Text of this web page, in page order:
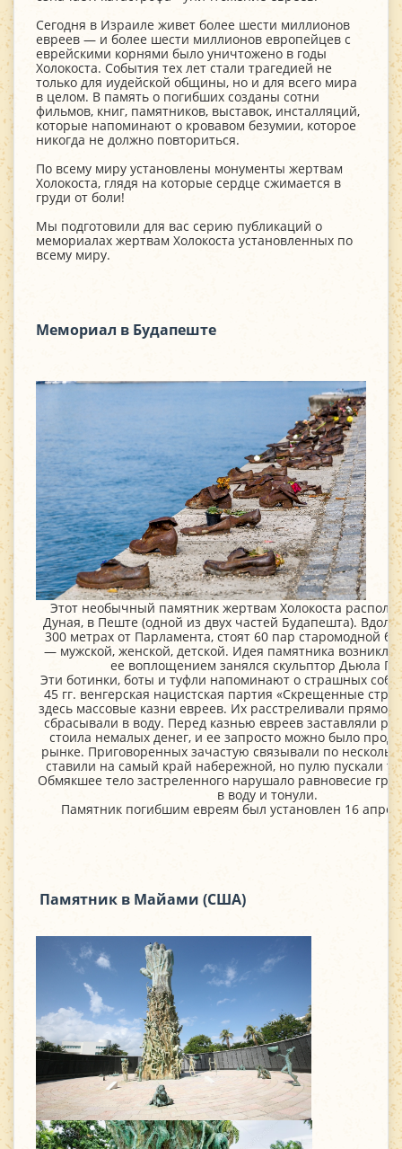
Сегодня в Израиле живет более шести миллионов
евреев — и более шести миллионов европейцев с
еврейскими корнями было уничтожено в годы
Холокоста. События тех лет стали трагедией не
только для иудейской общины, но и для всего мира
в целом. В память о погибших созданы сотни
фильмов, книг, памятников, выставок, инсталляций,
которые напоминают о кровавом безумии, которое
никогда не должно повториться.
По всему миру установлены монументы жертвам
Холокоста, глядя на которые сердце сжимается в
груди от боли!
Мы подготовили для вас серию публикаций о
мемориалах жертвам Холокоста установленных по
всему миру.
Мемориал в Будапеште
Этот необычный памятник жертвам Холокоста
Дуная, в Пеште (одной из двух частей Будапешта).
300 метрах от Парламента, стоят 60 пар старомодной
— мужской, женской, детской. Идея памятника возникла
ее воплощением занялся скульптор Дьюла
Эти ботинки, боты и туфли напоминают о страшных
45 гг. венгерская нацистская партия «Скрещенные
здесь массовые казни евреев. Их расстреливали прямо
сбрасывали в воду. Перед казнью евреев заставляли
стоила немалых денег, и ее запросто можно было
рынке. Приговоренных зачастую связывали по
ставили на самый край набережной, но пулю пускали
Обмякшее тело застреленного нарушало равновесие
в воду и тонули.
Памятник погибшим евреям был установлен 16
Памятник в Майами (США)